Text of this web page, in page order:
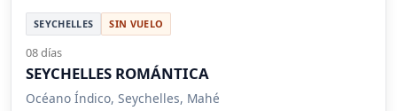
SEYCHELLES SIN VUELO
08 días
SEYCHELLES ROMÁNTICA
Océano Índico, Seychelles, Mahé